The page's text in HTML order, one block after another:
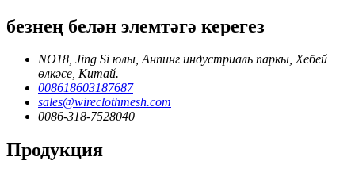
безнең белән элемтәгә керегез
NO18, Jing Si юлы, Анпинг индустриаль паркы, Хебей
өлкәсе, Китай.
008618603187687
sales@wireclothmesh.com
0086-318-7528040
Продукция